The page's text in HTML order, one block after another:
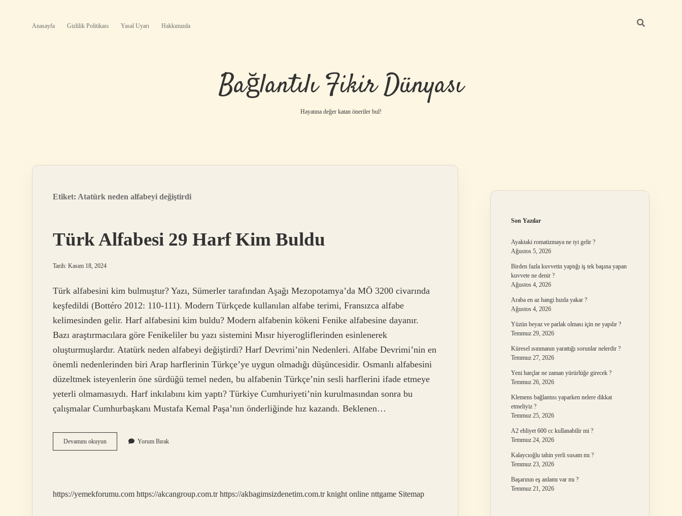
Anasayfa Gizlilik Politikası Yasal Uyarı Hakkımızda
Bağlantılı Fikir Dünyası
Hayatına değer katan öneriler bul!
Etiket: Atatürk neden alfabeyi değiştirdi
Türk Alfabesi 29 Harf Kim Buldu
Tarih: Kasım 18, 2024
Türk alfabesini kim bulmuştur? Yazı, Sümerler tarafından Aşağı Mezopotamya’da MÖ 3200 civarında
keşfedildi (Bottéro 2012: 110-111). Modern Türkçede kullanılan alfabe terimi, Fransızca alfabe
kelimesinden gelir. Harf alfabesini kim buldu? Modern alfabenin kökeni Fenike alfabesine dayanır.
Bazı araştırmacılara göre Fenikeliler bu yazı sistemini Mısır hiyerogliflerinden esinlenerek
oluşturmuşlardır. Atatürk neden alfabeyi değiştirdi? Harf Devrimi’nin Nedenleri. Alfabe Devrimi’nin en
önemli nedenlerinden biri Arap harflerinin Türkçe’ye uygun olmadığı düşüncesidir. Osmanlı alfabesini
düzeltmek isteyenlerin öne sürdüğü temel neden, bu alfabenin Türkçe’nin sesli harflerini ifade etmeye
yeterli olmamasıydı. Harf inkılabını kim yaptı? Türkiye Cumhuriyeti’nin kurulmasından sonra bu
çalışmalar Cumhurbaşkanı Mustafa Kemal Paşa’nın önderliğinde hız kazandı. Beklenen…
Devamını okuyunTürk
Alfabesi
Yorum Bırak
https://yemekforumu.com https://akcangroup.com.tr https://akbagimsizdenetim.com.tr knight online nttgame Sitemap
Son Yazılar
Ayaktaki romatizmaya ne iyi gelir ?
Ağustos 5, 2026
Birden fazla kuvvetin yaptığı iş tek başına yapan
kuvvete ne denir ?
Ağustos 4, 2026
Araba en az hangi hızda yakar ?
Ağustos 4, 2026
Yüzün beyaz ve parlak olması için ne yapılır ?
Temmuz 29, 2026
Küresel ısınmanın yarattığı sorunlar nelerdir ?
Temmuz 27, 2026
Yeni harçlar ne zaman yürürlüğe girecek ?
Temmuz 26, 2026
Klemens bağlantısı yaparken nelere dikkat
etmeliyiz ?
Temmuz 25, 2026
A2 ehliyet 600 cc kullanabilir mi ?
Temmuz 24, 2026
Kalaycıoğlu tahin yerli susam mı ?
Temmuz 23, 2026
Başarının eş anlamı var mı ?
Temmuz 21, 2026